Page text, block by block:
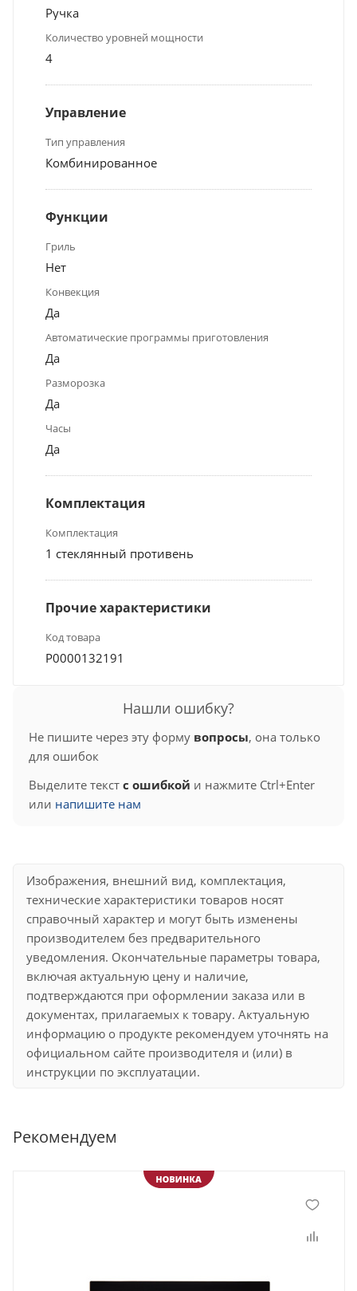
Ручка
Количество уровней мощности
4
Управление
Тип управления
Комбинированное
Функции
Гриль
Нет
Конвекция
Да
Автоматические программы приготовления
Да
Разморозка
Да
Часы
Да
Комплектация
Комплектация
1 стеклянный противень
Прочие характеристики
Код товара
Р0000132191
Нашли ошибку?
Не пишите через эту форму вопросы, она только
для ошибок
Выделите текст с ошибкой и нажмите Ctrl+Enter
или напишите нам
Изображения, внешний вид, комплектация,
технические характеристики товаров носят
справочный характер и могут быть изменены
производителем без предварительного
уведомления. Окончательные параметры товара,
включая актуальную цену и наличие,
подтверждаются при оформлении заказа или в
документах, прилагаемых к товару. Актуальную
информацию о продукте рекомендуем уточнять на
официальном сайте производителя и (или) в
инструкции по эксплуатации.
Рекомендуем